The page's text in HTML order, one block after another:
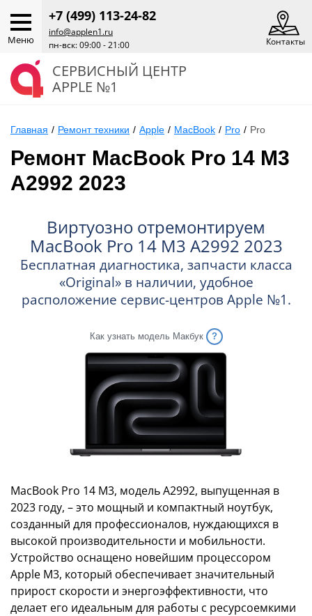
Меню
+7 (499) 113-24-82
info@applen1.ru
пн-вск: 09:00 - 21:00
Контакты
СЕРВИСНЫЙ ЦЕНТР
APPLE №1
Главная / Ремонт техники / Apple / MacBook / Pro / Pro
Ремонт MacBook Pro 14 M3
A2992 2023
Виртуозно отремонтируем
MacBook Pro 14 M3 A2992 2023
Бесплатная диагностика, запчасти класса
«Original» в наличии, удобное
расположение сервис-центров Apple №1.
Как узнать модель Макбук
MacBook Pro 14 M3, модель A2992, выпущенная в
2023 году, – это мощный и компактный ноутбук,
созданный для профессионалов, нуждающихся в
высокой производительности и мобильности.
Устройство оснащено новейшим процессором
Apple M3, который обеспечивает значительный
прирост скорости и энергоэффективности, что
делает его идеальным для работы с ресурсоемкими